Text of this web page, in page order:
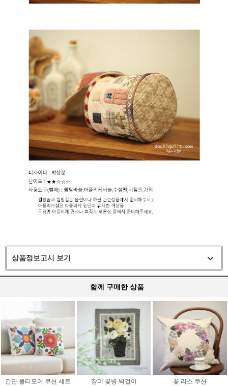
상품정보고시 보기
함께 구매한 상품
간단 볼티모어 쿠션 세트
장미 꽃병 벽걸이
꽃 리스 쿠션